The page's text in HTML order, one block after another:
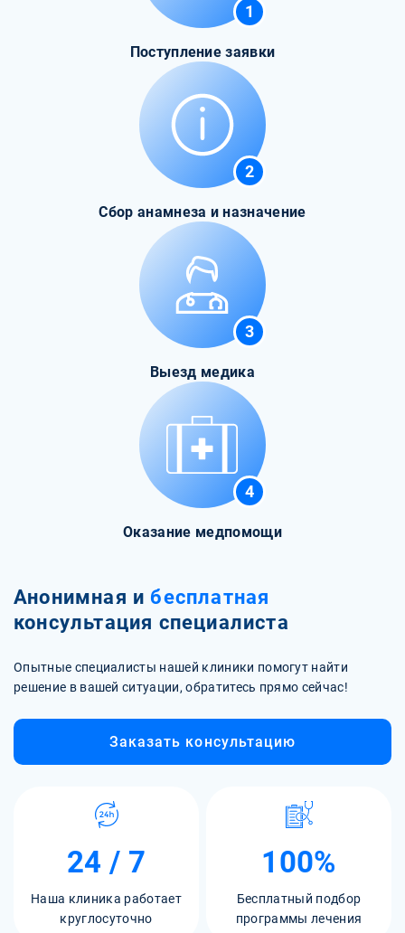
1
Поступление заявки
2
Сбор анамнеза и назначение
3
Выезд медика
4
Оказание медпомощи
Анонимная и бесплатная
консультация специалиста
Опытные специалисты нашей клиники помогут найти
решение в вашей ситуации, обратитесь прямо сейчас!
Заказать консультацию
24 / 7
Наша клиника работает
круглосуточно
100%
Бесплатный подбор
программы лечения